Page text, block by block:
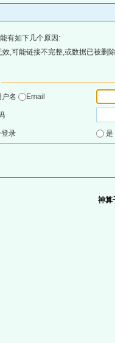
有如下几个原因:
,可能链接不完整,或数据已被删
户名
Email
登录
神算